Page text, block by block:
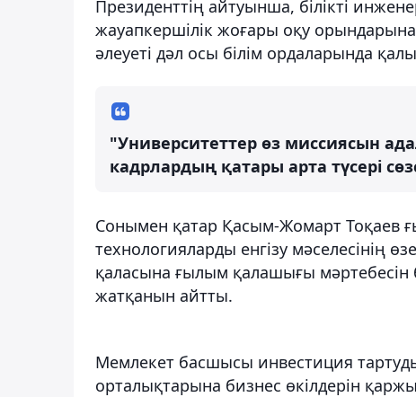
Президенттің айтуынша, білікті
жауапкершілік жоғары оқу
әлеуеті дәл осы білім ордаларында
"Университеттер өз миссиясын
кадрлардың қатары арта түсері
Сонымен қатар Қасым-Жомарт Тоқаев
технологияларды енгізу мәселесінің
қаласына ғылым қалашығы мәртебесін
жатқанын айтты.
Мемлекет басшысы инвестиция
орталықтарына бизнес өкілдерін